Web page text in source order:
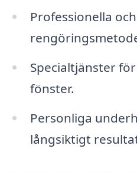
Professionella
Specialtjänster
fönster.
Personliga
långsiktigt